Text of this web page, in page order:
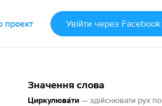
проєкт Увійти через Facebook
Значення слова
Циркулюва́ти — здійснювати рух по